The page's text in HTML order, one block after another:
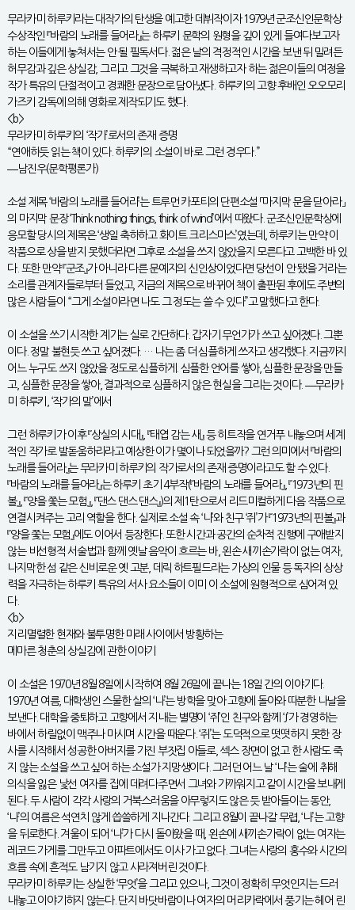
무라카미 하루키라는 대작가의 탄생을 예고한 데뷔작이자 1979년 군조신인문학상
수상작인 『바람의 노래를 들어라』는 하루키 문학의 원형을 깊이 있게 들여다보고자
하는 이들에게 놓쳐서는 안 될 필독서다. 젊은 날의 격정적인 시간을 보낸 뒤 밀려든
허무감과 깊은 상실감, 그리고 그것을 극복하고 재생하고자 하는 젊은이들의 여정을
작가 특유의 단절적이고 경쾌한 문장으로 담아냈다. 하루키의 고향 후배인 오오모리
가즈키 감독에 의해 영화로 제작되기도 했다.
<b>
무라카미 하루키의 ‘작가’로서의 존재 증명
“연애하듯 읽는 책이 있다. 하루키의 소설이 바로 그런 경우다.”
―남진우(문학평론가)
소설 제목 ‘바람의 노래를 들어라’는 트루먼 카포티의 단편소설 「마지막 문을 닫아라」
의 마지막 문장 ‘Think nothing things, think of wind’에서 따왔다. 군조신인문학상에
응모할 당시의 제목은 ‘생일 축하하고 화이트 크리스마스’였는데, 하루키는 만약 이
작품으로 상을 받지 못했더라면 그후로 소설을 쓰지 않았을지 모른다고 고백한 바 있
다. 또한 만약 『군조』가 아니라 다른 문예지의 신인상이었다면 당선이 안 됐을 거라는
소리를 관계자들로부터 들었고, 지금의 제목으로 바뀌어 책이 출판된 후에도 주변의
많은 사람들이 “그게 소설이라면 나도 그 정도는 쓸 수 있다”고 말했다고 한다.
이 소설을 쓰기 시작한 계기는 실로 간단하다. 갑자기 무언가가 쓰고 싶어졌다. 그뿐
이다. 정말 불현듯 쓰고 싶어졌다. … 나는 좀 더 심플하게 쓰자고 생각했다. 지금까지
어느 누구도 쓰지 않았을 정도로 심플하게. 심플한 언어를 쌓아, 심플한 문장을 만들
고, 심플한 문장을 쌓아, 결과적으로 심플하지 않은 현실을 그리는 것이다. ―무라카
미 하루키, ‘작가의 말’에서
그런 하루키가 이후 『상실의 시대』, 『태엽 감는 새』 등 히트작을 연거푸 내놓으며 세계
적인 작가로 발돋움하리라고 예상한 이가 몇이나 되었을까? 그런 의미에서 『바람의
노래를 들어라』는 무라카미 하루키의 작가로서의 존재 증명이라고도 할 수 있다.
『바람의 노래를 들어라』는 하루키 초기 4부작(『바람의 노래를 들어라』, 『1973년의 핀
볼』, 『양을 쫓는 모험』, 『댄스 댄스 댄스』)의 제1탄으로서 리드미컬하게 다음 작품으로
연결시켜주는 고리 역할을 한다. 실제로 소설 속 ‘나’와 친구 ‘쥐’가 『1973년의 핀볼』과
『양을 쫓는 모험』에도 이어서 등장한다. 또한 시간과 공간의 순차적 진행에 구애받지
않는 비선형적 서술법과 함께 옛날 음악이 흐르는 바, 왼손 새끼손가락이 없는 여자,
나지막한 섬 같은 신비로운 옛 고분, 데릭 하트필드라는 가상의 인물 등 독자의 상상
력을 자극하는 하루키 특유의 서사 요소들이 이미 이 소설에 원형적으로 심어져 있
다.
<b>
지리멸렬한 현재와 불투명한 미래 사이에서 방황하는
메마른 청춘의 상실감에 관한 이야기
이 소설은 1970년 8월 8일에 시작하여 8월 26일에 끝나는 18일 간의 이야기다.
1970년 여름, 대학생인 스물한 살의 ‘나’는 방학을 맞아 고향에 돌아와 따분한 나날을
보낸다. 대학을 중퇴하고 고향에서 지내는 별명이 ‘쥐’인 친구와 함께 ‘J’가 경영하는
바에서 하릴없이 맥주나 마시며 시간을 때운다. ‘쥐’는 도덕적으로 떳떳하지 못한 장
사를 시작해서 성공한 아버지를 가진 부잣집 아들로, 섹스 장면이 없고 한 사람도 죽
지 않는 소설을 쓰고 싶어 하는 소설가 지망생이다. 그러던 어느 날 ‘나’는 술에 취해
의식을 잃은 낯선 여자를 집에 데려다주면서 그녀와 가까워지고 같이 시간을 보내게
된다. 두 사람이 각각 사랑의 거북스러움을 아무렇지도 않은 듯 받아들이는 동안,
‘나’의 여름은 석연치 않게 씁쓸하게 지나간다. 그리고 8월이 끝나갈 무렵, ‘나’는 고향
을 뒤로한다. 겨울이 되어 ‘나’가 다시 돌아왔을 때, 왼손에 새끼손가락이 없는 여자는
레코드 가게를 그만두고 아파트에서도 이사 가고 없다. 그녀는 사랑의 홍수와 시간의
흐름 속에 흔적도 남기지 않고 사라져버린 것이다.
무라카미 하루키는 상실한 ‘무엇’을 그리고 있으나, 그것이 정확히 무엇인지는 드러
내놓고 이야기하지 않는다. 단지 바닷바람이나 여자의 머리카락에서 풍기는 헤어 린